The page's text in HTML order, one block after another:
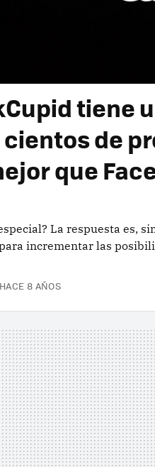
tiene
de
que
La respuesta es,
incrementar las
HACE 8 AÑOS